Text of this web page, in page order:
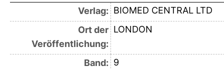
Verlag: BIOMED CENTRAL LTD
Ort der
Veröffentlichung:
LONDON
Band: 9